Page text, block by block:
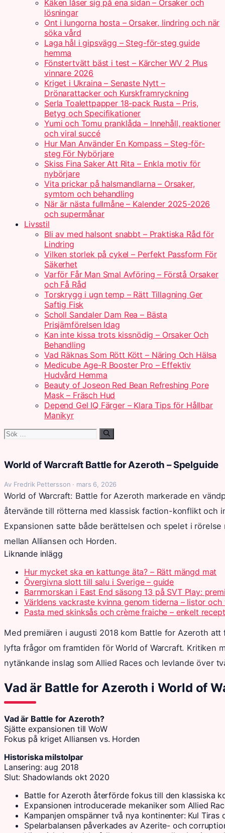
Käken låser sig på ena sidan – Orsaker och
lösningar
Ont i lungorna hosta – Orsaker, lindring och när
söka vård
Laga hål i gipsvägg – Steg-för-steg guide
hemma
Fönstertvätt bäst i test – Kärcher WV 2 Plus
vinnare 2026
Kriget i Ukraina – Senaste Nytt –
Drönarattacker och Kurskframryckning
Serla Toalettpapper 18-pack Rusta – Pris,
Betyg och Specifikationer
Yumi och Tomu pranklåda – Innehåll, reaktioner
och viral succé
Hur Man Använder En Kompass – Steg-för-
steg För Nybörjare
Skiss Fina Saker Att Rita – Enkla motiv för
nybörjare
Vita prickar på halsmandlarna – Orsaker,
symtom och behandling
När är nästa fullmåne – Kalender 2025-2026
och supermånar
Livsstil
Bli av med halsont snabbt – Praktiska Råd för
Lindring
Vilken storlek på cykel – Perfekt Passform För
Säkerhet
Varför Får Man Smal Avföring – Förstå Orsaker
och Få Råd
Torskrygg i ugn temp – Rätt Tillagning Ger
Saftig Fisk
Scholl Sandaler Dam Rea – Bästa
Prisjämförelsen Idag
Kan inte kissa trots kissnödig – Orsaker Och
Behandling
Vad Räknas Som Rött Kött – Näring Och Hälsa
Medicube Age-R Booster Pro – Effektiv
Hudvård Hemma
Beauty of Joseon Red Bean Refreshing Pore
Mask – Fräsch Hud
Depend Gel IQ Färger – Klara Tips för Hållbar
Manikyr
Sök
World of Warcraft Battle for Azeroth – Spelguide
Av Fredrik Pettersson · mars 6, 2026
World of Warcraft: Battle for Azeroth markerade en
återvände till rötterna med klassisk faction-konflikt och
Expansionen satte både berättelsen och spelet i
mellan Alliansen och Horden.
Liknande inlägg
Hur mycket ska en kattunge äta? – Rätt mängd mat
Övergivna slott till salu i Sverige – guide
Barnmorskan i East End säsong 13 på SVT Play:
Världens vackraste kvinna genom tiderna – listor och
Pasta med skinksås och crème fraiche – enkelt recept
Med premiären i augusti 2018 kom Battle for Azeroth
lyfta frågor om framtiden för World of Warcraft. Kritiken
nytänkande inslag som Allied Races och levlande över
Vad är Battle for Azeroth i World of
Vad är Battle for Azeroth?
Sjätte expansionen till WoW
Fokus på kriget Alliansen vs. Horden
Historiska milstolpar
Lansering: aug 2018
Slut: Shadowlands okt 2020
Battle for Azeroth återförde fokus till den klassiska
Expansionen introducerade mekaniker som Allied
Kampanjen omspänner två nya kontinenter: Kul Tiras
Spelarbalansen påverkades av Azerite- och